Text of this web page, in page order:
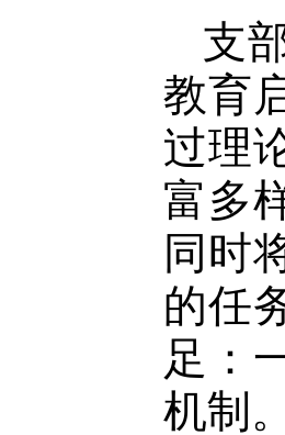
支
教育
过理
富多
同时
的任
足：
机制